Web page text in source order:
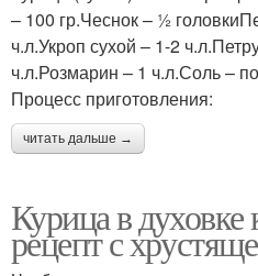
– 100 гр.Чеснок – ½
ч.л.Укроп сухой – 1-2
ч.л.Розмарин – 1 ч.л.Соль –
Процесс приготовления:
читать дальше →
Курица в
рецепт с